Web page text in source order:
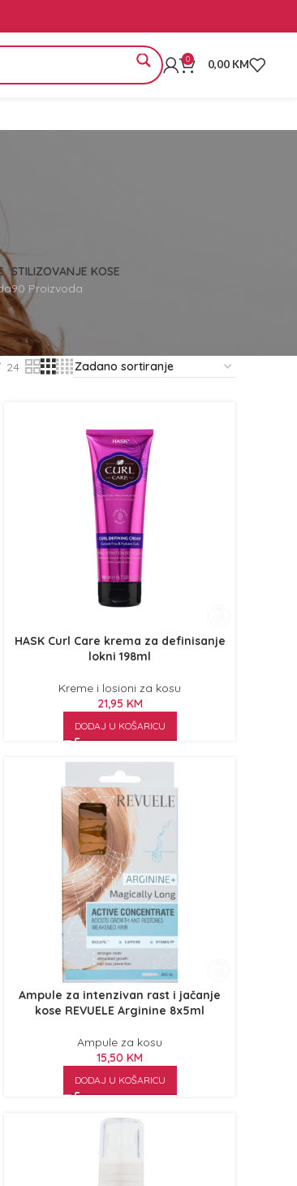
0 0,00 KM
STILIZOVANJE KOSE
90 Proizvoda
24
HASK Curl Care krema za definisanje
lokni 198ml
Kreme i losioni za kosu
21,95 KM
DODAJ U KOŠARICU
Ampule za intenzivan rast i jačanje
kose REVUELE Arginine 8x5ml
Ampule za kosu
15,50KM
DODAJ U KOŠARICU